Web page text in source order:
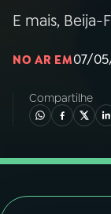
03
05
E mais, Beija-
NO AR EM07/
Compartilhe